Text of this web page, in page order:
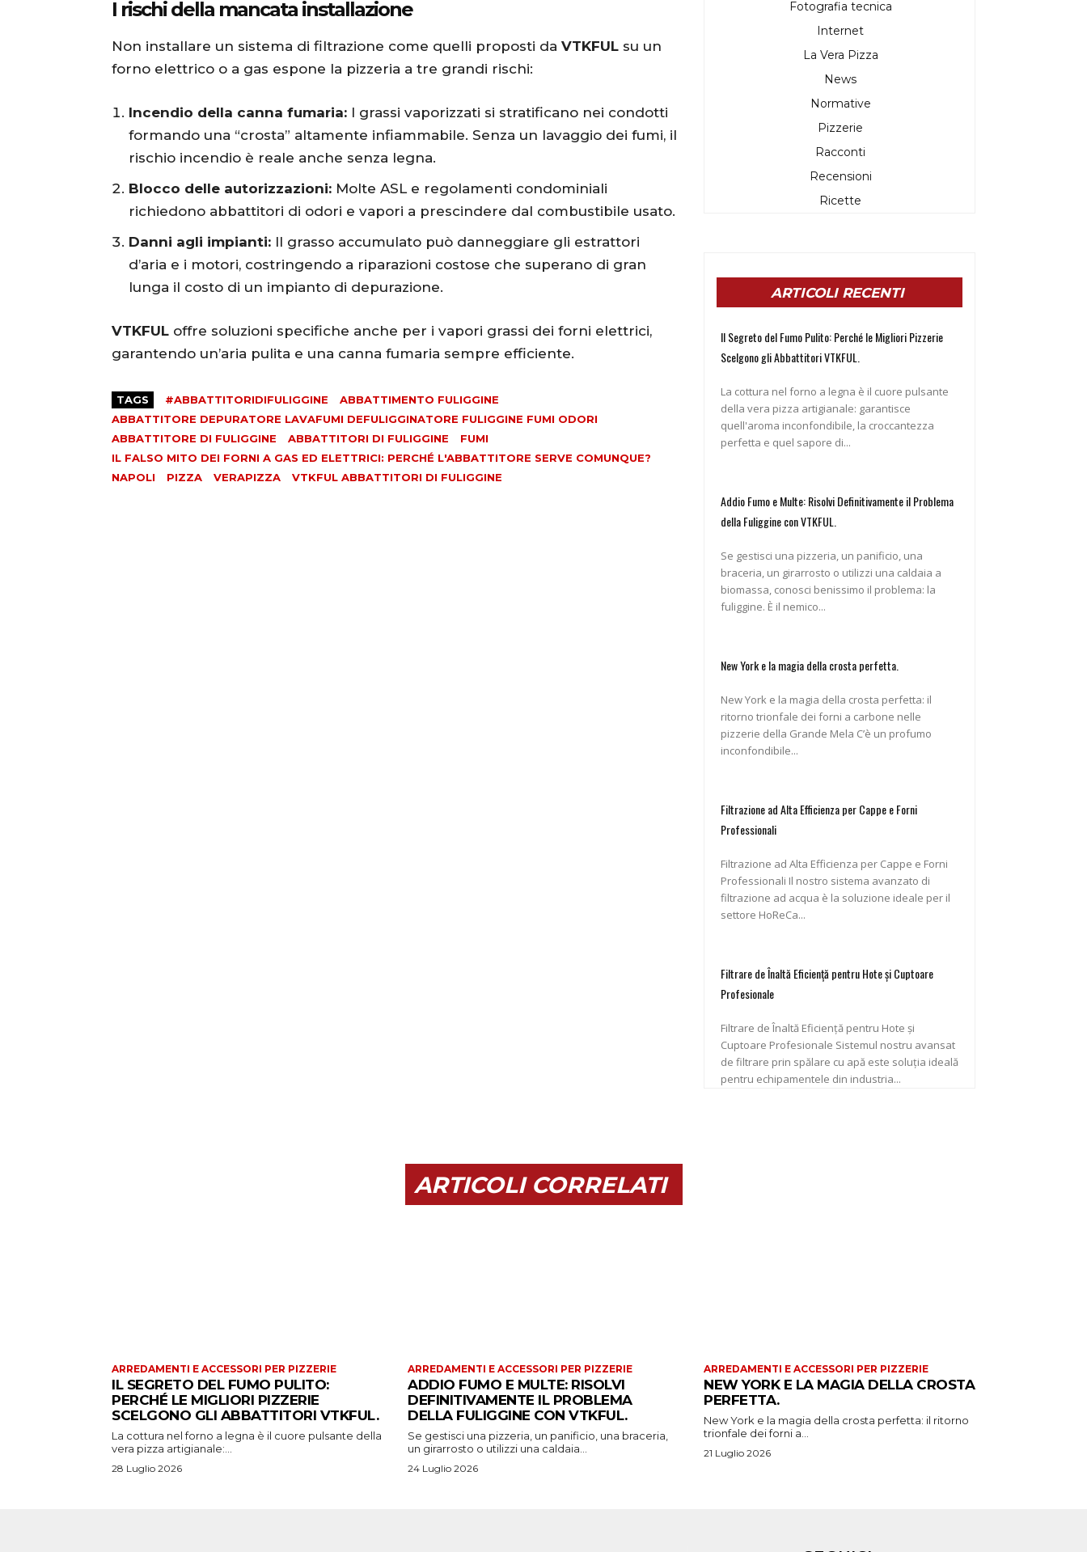
I rischi della mancata installazione
Non installare un sistema di filtrazione come quelli proposti da VTKFUL su un
forno elettrico o a gas espone la pizzeria a tre grandi rischi:
Incendio della canna fumaria: I grassi vaporizzati si stratificano nei condotti
formando una “crosta” altamente infiammabile. Senza un lavaggio dei fumi, il
rischio incendio è reale anche senza legna.
Blocco delle autorizzazioni: Molte ASL e regolamenti condominiali
richiedono abbattitori di odori e vapori a prescindere dal combustibile usato.
Danni agli impianti: Il grasso accumulato può danneggiare gli estrattori
d’aria e i motori, costringendo a riparazioni costose che superano di gran
lunga il costo di un impianto di depurazione.
VTKFUL offre soluzioni specifiche anche per i vapori grassi dei forni elettrici,
garantendo un’aria pulita e una canna fumaria sempre efficiente.
TAGS #ABBATTITORIDIFULIGGINE
ABBATTIMENTO FULIGGINE
ABBATTITORE DEPURATORE LAVAFUMI DEFULIGGINATORE FULIGGINE FUMI ODORI
ABBATTITORE DI FULIGGINE
ABBATTITORI DI FULIGGINE
FUMI
IL FALSO MITO DEI FORNI A GAS ED ELETTRICI: PERCHÉ L'ABBATTITORE SERVE COMUNQUE?
NAPOLI
PIZZA VERAPIZZA VTKFUL ABBATTITORI DI FULIGGINE
Fotografia tecnica
Internet
La Vera Pizza
News
Normative
Pizzerie
Racconti
Recensioni
Ricette
ARTICOLI RECENTI
Il Segreto del Fumo Pulito: Perché le Migliori Pizzerie
Scelgono gli Abbattitori VTKFUL.
La cottura nel forno a legna è il cuore pulsante
della vera pizza artigianale: garantisce
quell'aroma inconfondibile, la croccantezza
perfetta e quel sapore di...
Addio Fumo e Multe: Risolvi Definitivamente il Problema
della Fuliggine con VTKFUL.
Se gestisci una pizzeria, un panificio, una
braceria, un girarrosto o utilizzi una caldaia a
biomassa, conosci benissimo il problema: la
fuliggine. È il nemico...
New York e la magia della crosta perfetta.
New York e la magia della crosta perfetta: il
ritorno trionfale dei forni a carbone nelle
pizzerie della Grande Mela C’è un profumo
inconfondibile...
Filtrazione ad Alta Efficienza per Cappe e Forni
Professionali
Filtrazione ad Alta Efficienza per Cappe e Forni
Professionali Il nostro sistema avanzato di
filtrazione ad acqua è la soluzione ideale per il
settore HoReCa...
Filtrare de Înaltă Eficiență pentru Hote și Cuptoare
Profesionale
Filtrare de Înaltă Eficiență pentru Hote și
Cuptoare Profesionale Sistemul nostru avansat
de filtrare prin spălare cu apă este soluția ideală
pentru echipamentele din industria...
ARTICOLI CORRELATI
ARREDAMENTI E ACCESSORI PER PIZZERIE
IL SEGRETO DEL FUMO PULITO:
PERCHÉ LE MIGLIORI PIZZERIE
SCELGONO GLI ABBATTITORI VTKFUL.
La cottura nel forno a legna è il cuore pulsante della
vera pizza artigianale:...
28 Luglio 2026
ARREDAMENTI E ACCESSORI PER PIZZERIE
ADDIO FUMO E MULTE: RISOLVI
DEFINITIVAMENTE IL PROBLEMA
DELLA FULIGGINE CON VTKFUL.
Se gestisci una pizzeria, un panificio, una braceria,
un girarrosto o utilizzi una caldaia...
24 Luglio 2026
ARREDAMENTI E ACCESSORI PER PIZZERIE
NEW YORK E LA MAGIA DELLA CROSTA
PERFETTA.
New York e la magia della crosta perfetta: il ritorno
trionfale dei forni a...
21 Luglio 2026